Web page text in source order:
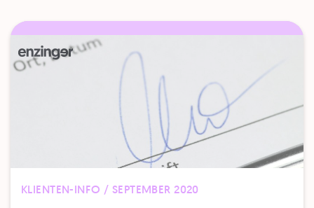
KLIENTEN-INFO / SEPTEMBER 2020